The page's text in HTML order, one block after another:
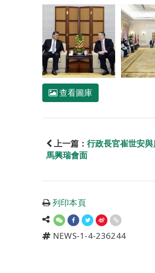
查看圖庫
上一篇： 行政長官崔世安
馬興瑞會面
列印本頁
NEWS-1-4-236244